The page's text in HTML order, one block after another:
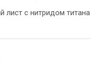
с нитридом